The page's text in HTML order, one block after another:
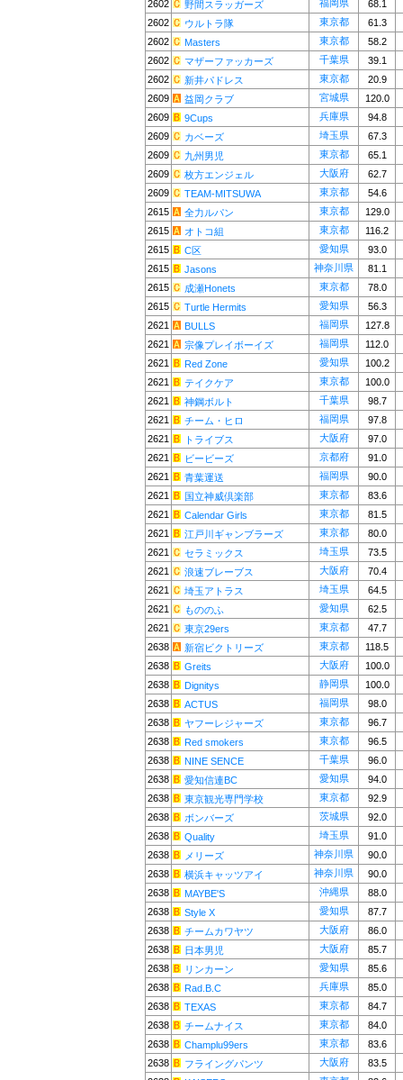
2602
野間スラッガーズ 福岡県
68.1
2602
ウルトラ隊 東京都
61.3
2602
Masters 東京都
58.2
2602
マザーファッカーズ 千葉県
39.1
2602
新井パドレス 東京都
20.9
2609
益岡クラブ 宮城県
120.0
2609
9Cups 兵庫県
94.8
2609
カベーズ 埼玉県
67.3
2609
九州男児 東京都
65.1
2609
枚方エンジェル 大阪府
62.7
2609
TEAM-MITSUWA 東京都
54.6
2615
全力ルパン 東京都
129.0
2615
オトコ組 東京都
116.2
2615
C区 愛知県
93.0
2615
Jasons 神奈川県
81.1
2615
成瀬Honets 東京都
78.0
2615
Turtle Hermits 愛知県
56.3
2621
BULLS 福岡県
127.8
2621
宗像プレイボーイズ 福岡県
112.0
2621
Red Zone 愛知県
100.2
2621
テイクケア 東京都
100.0
2621
神鋼ボルト 千葉県
98.7
2621
チーム・ヒロ 福岡県
97.8
2621
トライブス 大阪府
97.0
2621
ビービーズ 京都府
91.0
2621
青葉運送 福岡県
90.0
2621
国立神威倶楽部 東京都
83.6
2621
Calendar Girls 東京都
81.5
2621
江戸川ギャンブラーズ 東京都
80.0
2621
セラミックス 埼玉県
73.5
2621
浪速ブレーブス 大阪府
70.4
2621
埼玉アトラス 埼玉県
64.5
2621
もののふ 愛知県
62.5
2621
東京29ers 東京都
47.7
2638
新宿ビクトリーズ 東京都
118.5
2638
Greits 大阪府
100.0
2638
Dignitys 静岡県
100.0
2638
ACTUS 福岡県
98.0
2638
ヤフーレジャーズ 東京都
96.7
2638
Red smokers 東京都
96.5
2638
NINE SENCE 千葉県
96.0
2638
愛知信連BC 愛知県
94.0
2638
東京観光専門学校 東京都
92.9
2638
ボンバーズ 茨城県
92.0
2638
Quality 埼玉県
91.0
2638
メリーズ 神奈川県
90.0
2638
横浜キャッツアイ 神奈川県
90.0
2638
MAYBE'S 沖縄県
88.0
2638
Style X 愛知県
87.7
2638
チームカワヤツ 大阪府
86.0
2638
日本男児 大阪府
85.7
2638
リンカーン 愛知県
85.6
2638
Rad.B.C 兵庫県
85.0
2638
TEXAS 東京都
84.7
2638
チームナイス 東京都
84.0
2638
Champlu99ers 東京都
83.6
2638
フライングパンツ 大阪府
83.5